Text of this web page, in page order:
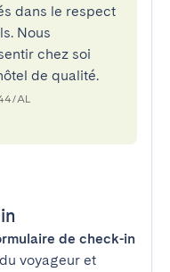
dans le respect
Nous
chez soi
de qualité.
AL
de check-in
voyageur et